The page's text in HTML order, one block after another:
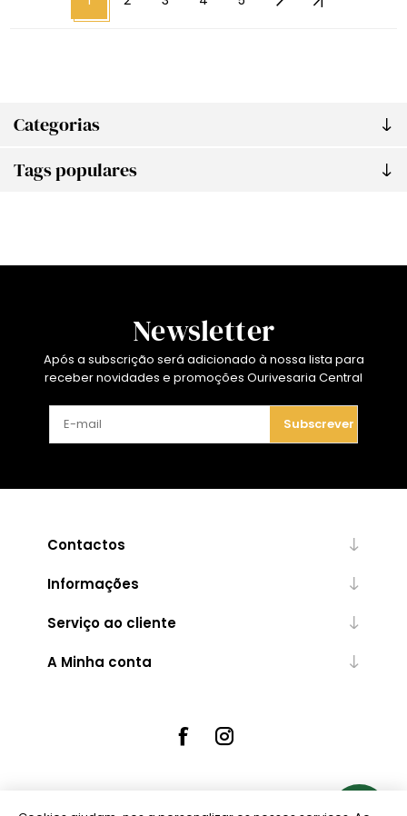
Categorias
Tags populares
Newsletter
Após a subscrição será adicionado à nossa lista para
receber novidades e promoções Ourivesaria Central
Subscrever
Contactos
Informações
Serviço ao cliente
A Minha conta